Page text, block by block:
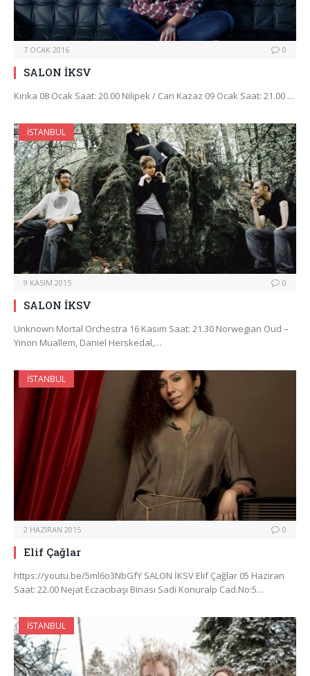
7 OCAK 2016 0
SALON İKSV
Kırıka 08 Ocak Saat: 20.00 Nilipek / Can Kazaz 09 Ocak Saat: 21.00 …
İSTANBUL
9 KASIM 2015 0
SALON İKSV
Unknown Mortal Orchestra 16 Kasım Saat: 21.30 Norwegian Oud –
Yinon Muallem, Daniel Herskedal,…
İSTANBUL
2 HAZIRAN 2015 0
Elif Çağlar
https://youtu.be/5ml6o3NbGfY SALON İKSV Elif Çağlar 05 Haziran
Saat: 22.00 Nejat Eczacıbaşı Binası Sadi Konuralp Cad.No:5…
İSTANBUL